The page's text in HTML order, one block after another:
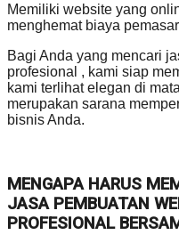
Memiliki website yang
menghemat biaya
Bagi Anda yang mencari
profesional , kami siap
kami terlihat elegan di
merupakan sarana
bisnis Anda.
MENGAPA HARUS
JASA PEMBUATAN
PROFESIONAL